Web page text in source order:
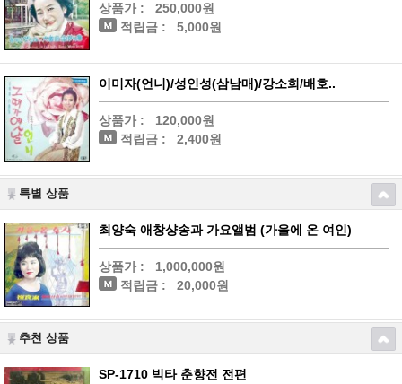
상품가 :
250,000원
적립금 :
5,000원
이미자(언니)/성인성(삼남매)/강소희/배호..
상품가 :
120,000원
적립금 :
2,400원
특별 상품
최양숙 애창샹송과 가요앨범 (가을에 온 여인)
상품가 :
1,000,000원
적립금 :
20,000원
추천 상품
SP-1710 빅타 춘향전 전편